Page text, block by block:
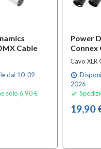
Cable
dal 10-09-
solo 6,90 €
Power
Connex
Cavo XLR
schedule
2026

19,90